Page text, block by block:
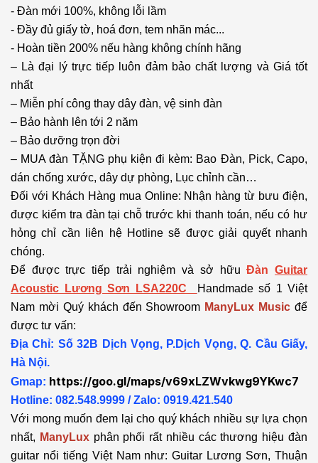
- Đàn mới 100%, không lỗi lầm
- Đầy đủ giấy tờ, hoá đơn, tem nhãn mác...
- Hoàn tiền 200% nếu hàng không chính hãng
– Là đại lý trực tiếp luôn đảm bảo chất lượng và Giá tốt
nhất
– Miễn phí công thay dây đàn, vệ sinh đàn
– Bảo hành lên tới 2 năm
– Bảo dưỡng trọn đời
– MUA đàn TẶNG phụ kiện đi kèm: Bao Đàn, Pick, Capo,
dán chống xước, dây dự phòng, Lục chỉnh cần…
Đối với Khách Hàng mua Online: Nhận hàng từ bưu điện,
được kiểm tra đàn tại chỗ trước khi thanh toán, nếu có hư
hỏng chỉ cần liên hệ Hotline sẽ được giải quyết nhanh
chóng.
Để được trực tiếp trải nghiệm và sở hữu ĐànGuitar
Acoustic Lương Sơn LSA220C
Handmade số 1 Việt
Nam mời Quý khách đến Showroom ManyLux Music để
được tư vấn:
Địa Chỉ: Số 32B Dịch Vọng, P.Dịch Vọng, Q. Cầu Giấy,
Hà Nội.
Gmap: https://goo.gl/maps/v69xLZWvkwg9YKwc7
Hotline: 082.548.9999 / Zalo: 0919.421.540
Với mong muốn đem lại cho quý khách nhiều sự lựa chọn
nhất, ManyLux phân phối rất nhiều các thương hiệu đàn
guitar nổi tiếng Việt Nam như: Guitar Lương Sơn, Thuận